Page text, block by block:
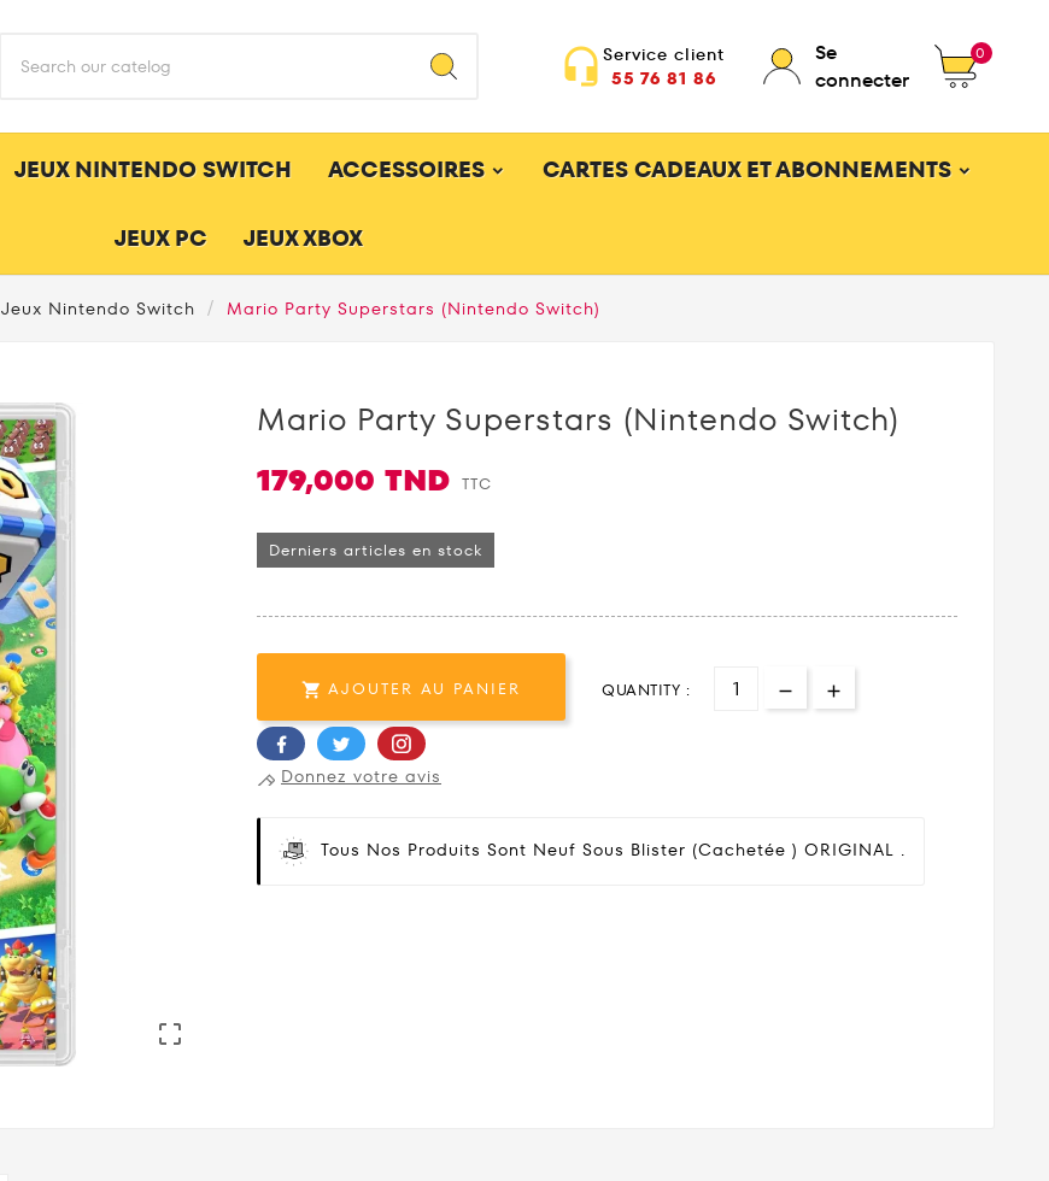
headset_mic Service client
55 76 81 86
Se
connecter
0
JEUX NINTENDO SWITCH ACCESSOIRES CARTES CADEAUX ET ABONNEMENTS
JEUX PC JEUX XBOX
Jeux Nintendo Switch Mario Party Superstars (Nintendo Switch)

Mario Party Superstars (Nintendo Switch)
179,000 TND TTC
Derniers articles en stock
 AJOUTER AU PANIER QUANTITY :
Donnez votre avis
Tous Nos Produits Sont Neuf Sous Blister (cachetée ) ORIGINAL .